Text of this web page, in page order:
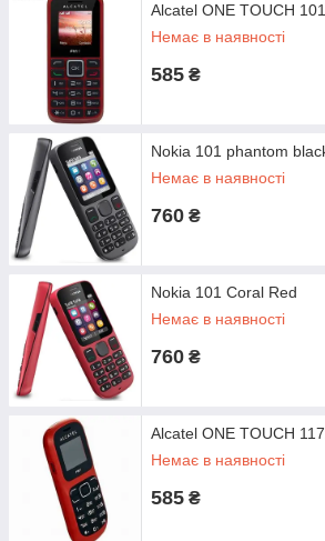
Alcatel ONE TOUCH
Немає в наявності
585 ₴
Nokia 101 phantom
Немає в наявності
760 ₴
Nokia 101 Coral Red
Немає в наявності
760 ₴
Alcatel ONE TOUCH
Немає в наявності
585 ₴